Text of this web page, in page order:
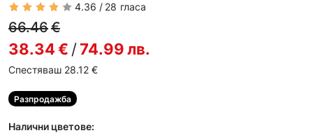
4.36
28 гласа
66.46€
38.34€ /74.99лв.
Спестяваш 28.12 €
Разпродажба
Налични цветове: